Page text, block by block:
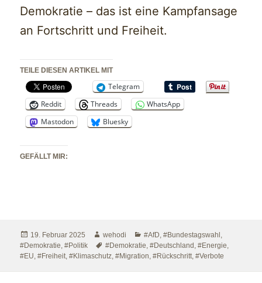
Demokratie – das ist eine Kampfansage
an Fortschritt und Freiheit.
TEILE DIESEN ARTIKEL MIT
Telegram
Reddit
Threads
WhatsApp
Mastodon
Bluesky
GEFÄLLT MIR:
Veröffentlicht
am
19. Februar 2025 Autor
wehodi Kategorien
#AfD,#Bundestagswahl ,
#Demokratie,#Politik Schlagwörter
#Demokratie,#Deutschland ,#Energie,
#EU,#Freiheit,#Klimaschutz,#Migration,#Rückschritt,#Verbote